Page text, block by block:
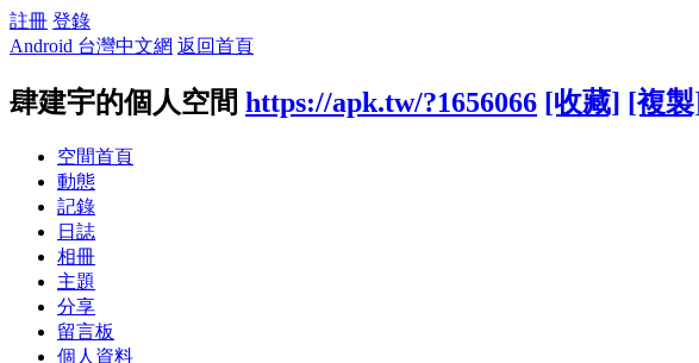
註冊 登錄
Android 台灣中文網 返回首頁
肆建宇的個人空間 https://apk.tw/?1656066 [收藏] [複
空間首頁
動態
記錄
日誌
相冊
主題
分享
留言板
個人資料